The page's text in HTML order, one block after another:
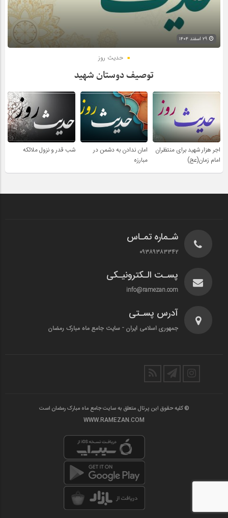
حدیث روز
توصیف دوستان شهید
اجر هزار شهید برای منتظران
امام زمان(عج)
امان ندادن به دشمن در
مبارزه
شب قدر و نزول ملائکه
شـماره تمـاس
۰۹۳۸۹۳۸۳۳۴۲
پسـت الـکترونیـکی
info@ramezan.com
آدرس پسـتی
جمهوری اسلامی ایران - سایت جامع ماه مبارک رمضان
© کلیه حقوق این پرتال متعلق به سایت جامع ماه مبارک رمضان است
WWW.RAMEZAN.COM